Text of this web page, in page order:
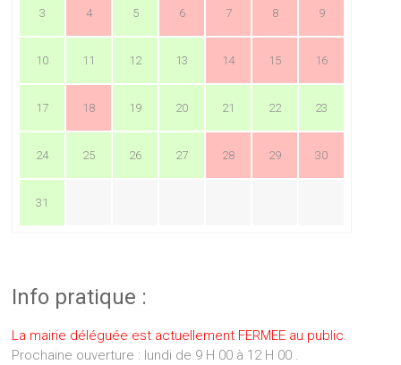
3 4 5 6 7 8 9
10 11 12 13 14 15 16
17 18 19 20 21 22 23
24 25 26 27 28 29 30
31
Info pratique :
La mairie déléguée est actuellement FERMEE au public.
Prochaine ouverture : lundi de 9 H 00 à 12 H 00 .